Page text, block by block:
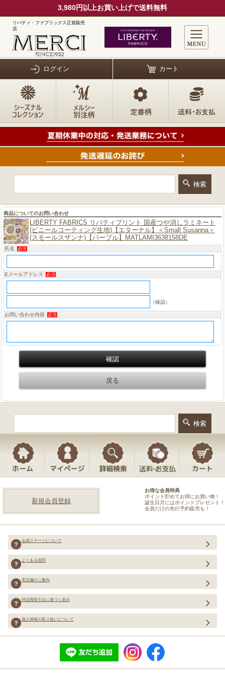
3,980円以上お買い上げで送料無料
リバティ・ファブリックス正規販売
店
ログイン カート
商品についてのお問い合わせ
LIBERTY FABRICS リバティプリント 国産つや消しラミネート
(ビニールコーティング生地)【エターナル】＜Small Susanna＞
(スモールスザンナ)【パープル】MATLAMI3638158DE
氏名 必須
Eメールアドレス 必須
（確認）
お問い合わせ内容 必須
新規会員登録
お得な会員特典
ポイント貯めてお得にお買い物！
誕生日月にはポイントプレゼント！
会員だけの先行予約販売も！
会員ステージについて
よくある質問
実店舗のご案内
特定商取引法に基づく表示
個人情報の取り扱いについて